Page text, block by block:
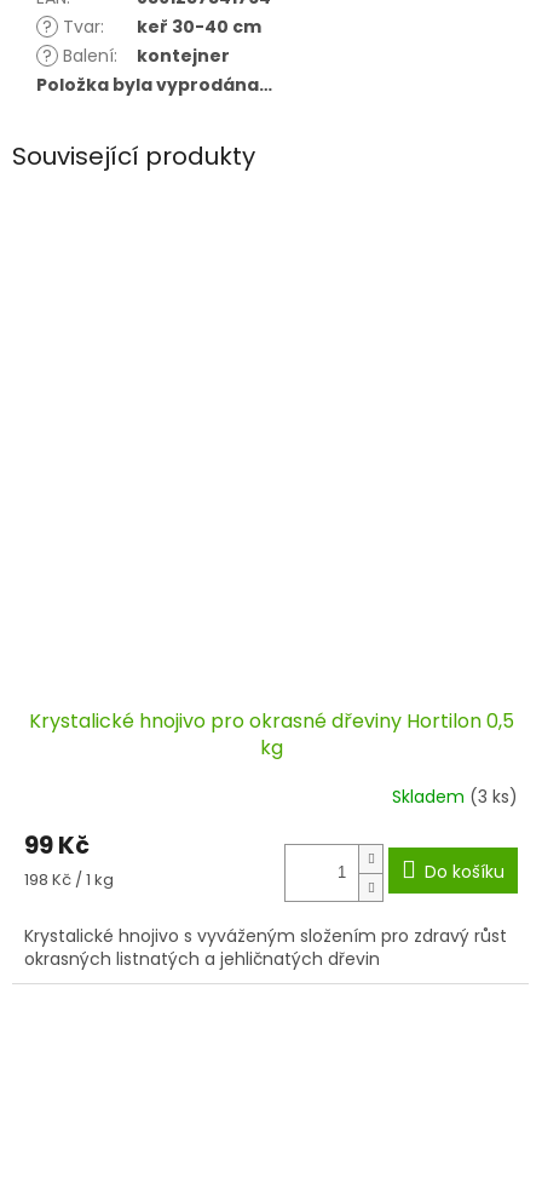
? Tvar:
keř 30-40 cm
? Balení:
kontejner
Položka byla vyprodána…
Související produkty
Krystalické hnojivo pro okrasné dřeviny Hortilon 0,5
kg
Skladem (3 ks)
99 Kč
Měrná
198 Kč / 1 kg Do košíku
Krystalické hnojivo s vyváženým složením pro zdravý růst
okrasných listnatých a jehličnatých dřevin